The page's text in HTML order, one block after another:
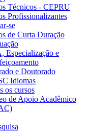
Técnicos - CEPRU
Profissionalizantes
se
de Curta Duração
Especialização e
e Doutorado
Idiomas
os cursos
de Apoio Acadêmico